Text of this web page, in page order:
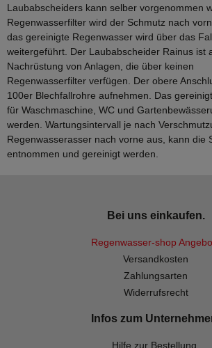
Laubabscheiders kann selber vorgenommen
Regenwasserfilter wird der Schmutz nach
das gereinigte Regenwasser wird über das
weitergeführt. Der Laubabscheider Rainus ist
Nachrüstung von Anlagen, die über keinen
Regenwasserfilter verfügen. Der obere
100er Blechfallrohre aufnehmen. Das
für Waschmaschine, WC und
werden. Wartungsintervall je nach
Regenwasserasser nach vorne aus, kann die
entnommen und gereinigt werden.
Bei uns einkaufen.
Regenwasser-shop
Versandkosten
Zahlungsarten
Widerrufsrecht
Infos zum
Hilfe zur Bestellung.